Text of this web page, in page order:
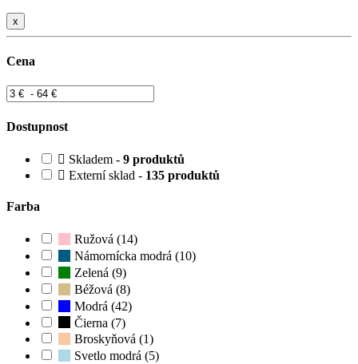
x
Cena
Dostupnost
Skladem - 9 produktů
Externí sklad - 135 produktů
Farba
Ružová (14)
Námornícka modrá (10)
Zelená (9)
Béžová (8)
Modrá (42)
Čierna (7)
Broskyňová (1)
Svetlo modrá (5)